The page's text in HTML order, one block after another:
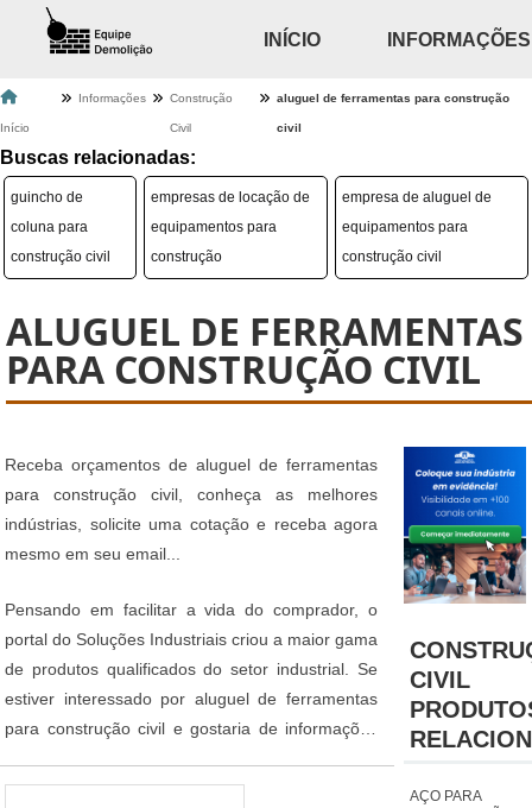
INÍCIO INFORMAÇÕES
Início
Informações Construção
Civil
aluguel de ferramentas para construção
civil
Buscas relacionadas:
guincho de
coluna para
construção civil
empresas de locação de
equipamentos para
construção
empresa de aluguel de
equipamentos para
construção civil
ALUGUEL DE FERRAMENTAS
PARA CONSTRUÇÃO CIVIL
Receba orçamentos de aluguel de ferramentas
para construção civil, conheça as melhores
indústrias, solicite uma cotação e receba agora
mesmo em seu email...
Pensando em facilitar a vida do comprador, o
portal do Soluções Industriais criou a maior gama
de produtos qualificados do setor industrial. Se
estiver interessado por aluguel de ferramentas
para construção civil e gostaria de informações
empresas logo abaixo:
CIVIL
AÇO PARA